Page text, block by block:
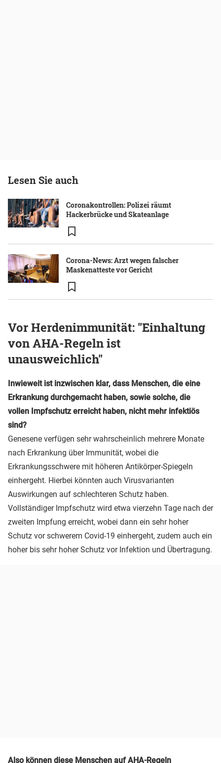
Lesen Sie auch
Coronakontrollen: Polizei räumt
Hackerbrücke und Skateanlage
Corona-News: Arzt wegen falscher
Maskenatteste vor Gericht
Vor Herdenimmunität: "Einhaltung
von AHA-Regeln ist
unausweichlich"
Inwieweit ist inzwischen klar, dass Menschen, die eine
Erkrankung durchgemacht haben, sowie solche, die
vollen Impfschutz erreicht haben, nicht mehr infektiös
sind?
Genesene verfügen sehr wahrscheinlich mehrere Monate
nach Erkrankung über Immunität, wobei die
Erkrankungsschwere mit höheren Antikörper-Spiegeln
einhergeht. Hierbei könnten auch Virusvarianten
Auswirkungen auf schlechteren Schutz haben.
Vollständiger Impfschutz wird etwa vierzehn Tage nach der
zweiten Impfung erreicht, wobei dann ein sehr hoher
Schutz vor schwerem Covid-19 einhergeht, zudem auch ein
hoher bis sehr hoher Schutz vor Infektion und Übertragung.
Also können diese Menschen auf AHA-Regeln